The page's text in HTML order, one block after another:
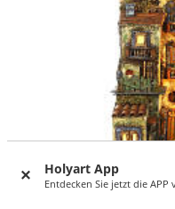
Holyart App
Entdecken Sie jetzt die APP